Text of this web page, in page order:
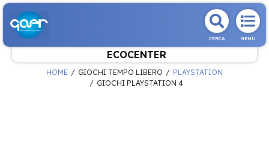
CERCA MENU
ECOCENTER
HOME GIOCHI TEMPO LIBERO
PLAYSTATION
GIOCHI PLAYSTATION 4